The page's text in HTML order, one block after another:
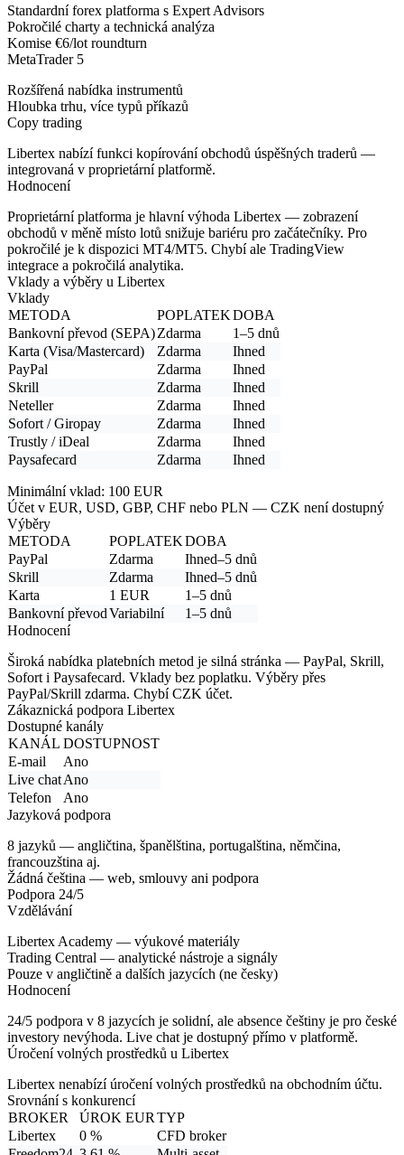
Standardní forex platforma s Expert Advisors
Pokročilé charty a technická analýza
Komise €6/lot roundturn
MetaTrader 5
Rozšířená nabídka instrumentů
Hloubka trhu, více typů příkazů
Copy trading
Libertex nabízí funkci kopírování obchodů úspěšných traderů —
integrovaná v proprietární platformě.
Hodnocení
Proprietární platforma je hlavní výhoda Libertex — zobrazení
obchodů v měně místo lotů snižuje bariéru pro začátečníky. Pro
pokročilé je k dispozici MT4/MT5. Chybí ale TradingView
integrace a pokročilá analytika.
Vklady a výběry u Libertex
Vklady
METODA
POPLATEKDOBA
Bankovní převod (SEPA)Zdarma
1–5 dnů
Karta (Visa/Mastercard)
Zdarma
Ihned
PayPal
Zdarma
Ihned
Skrill
Zdarma
Ihned
Neteller
Zdarma
Ihned
Sofort / Giropay
Zdarma
Ihned
Trustly / iDeal
Zdarma
Ihned
Paysafecard
Zdarma Ihned
Minimální vklad: 100 EUR
Účet v EUR, USD, GBP, CHF nebo PLN — CZK není dostupný
Výběry
METODA
POPLATEKDOBA
PayPal
Zdarma
Ihned–5 dnů
Skrill
Zdarma
Ihned–5 dnů
Karta
1 EUR
1–5 dnů
Bankovní převodVariabilní
1–5 dnů
Hodnocení
Široká nabídka platebních metod je silná stránka — PayPal, Skrill,
Sofort i Paysafecard. Vklady bez poplatku. Výběry přes
PayPal/Skrill zdarma. Chybí CZK účet.
Zákaznická podpora Libertex
Dostupné kanály
KANÁL DOSTUPNOST
E-mail
Ano
Live chatAno
Telefon
Ano
Jazyková podpora
8 jazyků — angličtina, španělština, portugalština, němčina,
francouzština aj.
Žádná čeština — web, smlouvy ani podpora
Podpora 24/5
Vzdělávání
Libertex Academy — výukové materiály
Trading Central — analytické nástroje a signály
Pouze v angličtině a dalších jazycích (ne česky)
Hodnocení
24/5 podpora v 8 jazycích je solidní, ale absence češtiny je pro české
investory nevýhoda. Live chat je dostupný přímo v platformě.
Úročení volných prostředků u Libertex
Libertex nenabízí úročenívolných prostředků na obchodním účtu.
Srovnání s konkurencí
BROKER
ÚROK EUR TYP
Libertex
0 %
CFD broker